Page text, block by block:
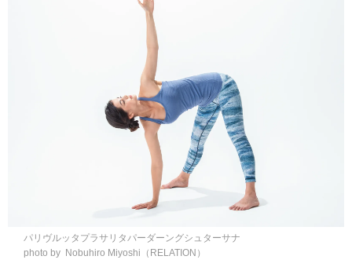
パリヴルッタプラサリタパーダーングシュターサナ
photo by Nobuhiro Miyoshi（RELATION）